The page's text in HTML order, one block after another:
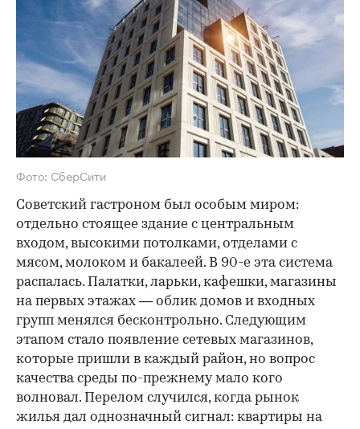
Фото: СберСити
Советский гастроном был особым миром:
отдельно стоящее здание с центральным
входом, высокими потолками, отделами с
мясом, молоком и бакалеей. В 90-е эта система
распалась. Палатки, ларьки, кафешки, магазины
на первых этажах — облик домов и входных
групп менялся бесконтрольно. Следующим
этапом стало появление сетевых магазинов,
которые пришли в каждый район, но вопрос
качества среды по-прежнему мало кого
волновал. Перелом случился, когда рынок
жилья дал однозначный сигнал: квартиры на